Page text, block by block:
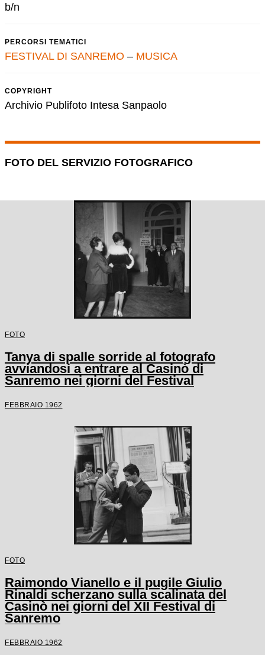
b/n
PERCORSI TEMATICI
FESTIVAL DI SANREMO – MUSICA
COPYRIGHT
Archivio Publifoto Intesa Sanpaolo
FOTO DEL SERVIZIO FOTOGRAFICO
FOTO
Tanya di spalle sorride al fotografo
avviandosi a entrare al Casinò di
Sanremo nei giorni del Festival
FEBBRAIO 1962
FOTO
Raimondo Vianello e il pugile Giulio
Rinaldi scherzano sulla scalinata del
Casinò nei giorni del XII Festival di
Sanremo
FEBBRAIO 1962